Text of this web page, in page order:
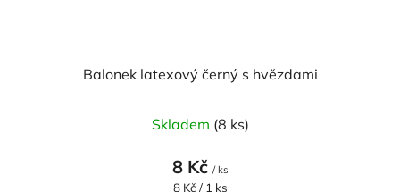
Balonek latexový černý s hvězdami
Skladem (8 ks)
8 Kč / ks
Měrná
8 Kč / 1 ks